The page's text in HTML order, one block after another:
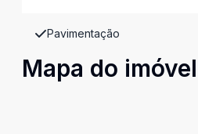
Pavimentação
Mapa do imóvel